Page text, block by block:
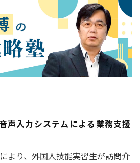
声入力システムによる業務支援
より、外国人技能実習生が訪問介